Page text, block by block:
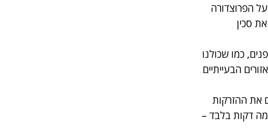
הפרוצדורה
סכין
כמו שכולנו
הבעייתיים
את ההזרקות
דקות בלבד –